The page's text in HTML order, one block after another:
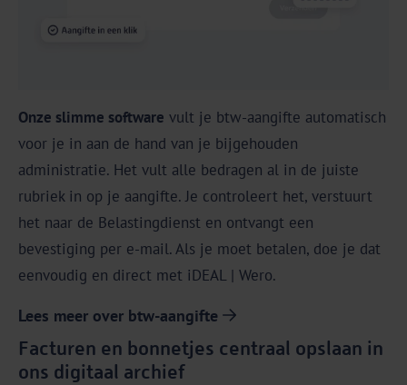
Onze slimme software vult je btw-aangifte automatisch
voor je in aan de hand van je bijgehouden
administratie. Het vult alle bedragen al in de juiste
rubriek in op je aangifte. Je controleert het, verstuurt
het naar de Belastingdienst en ontvangt een
bevestiging per e-mail. Als je moet betalen, doe je dat
eenvoudig en direct met iDEAL | Wero.
Lees meer over btw-aangifte
Facturen en bonnetjes centraal opslaan in
ons digitaal archief